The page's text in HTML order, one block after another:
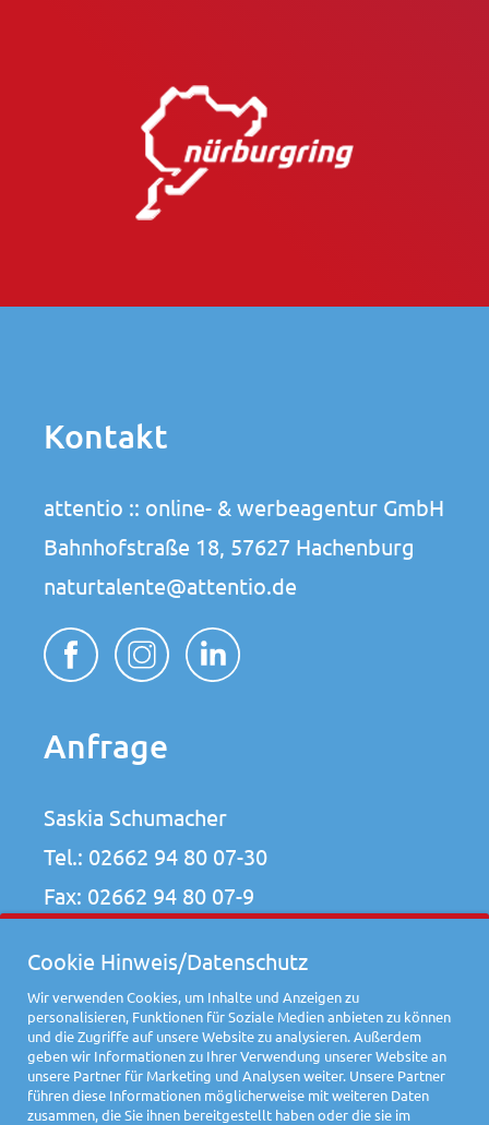
Kontakt
attentio :: online- & werbeagentur GmbH
Bahnhofstraße 18, 57627 Hachenburg
naturtalente@attentio.de
Anfrage
Saskia Schumacher
Tel.: 02662 94 80 07-30
Fax: 02662 94 80 07-9
Impressum Datenschutz
Cookie Hinweis/Datenschutz
Wir verwenden Cookies, um Inhalte und Anzeigen zu
personalisieren, Funktionen für Soziale Medien anbieten zu können
und die Zugriffe auf unsere Website zu analysieren. Außerdem
geben wir Informationen zu Ihrer Verwendung unserer Website an
unsere Partner für Marketing und Analysen weiter. Unsere Partner
führen diese Informationen möglicherweise mit weiteren Daten
zusammen, die Sie ihnen bereitgestellt haben oder die sie im